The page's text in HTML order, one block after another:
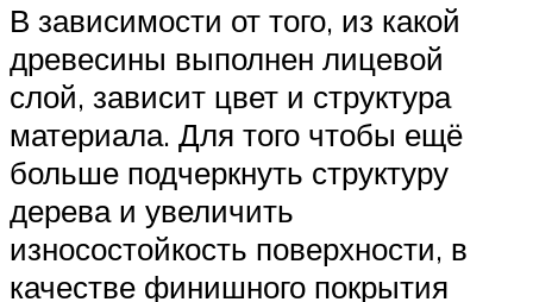
В зависимости от того, из какой
древесины выполнен лицевой
слой, зависит цвет и структура
материала. Для того чтобы ещё
больше подчеркнуть структуру
дерева и увеличить
износостойкость поверхности, в
качестве финишного покрытия